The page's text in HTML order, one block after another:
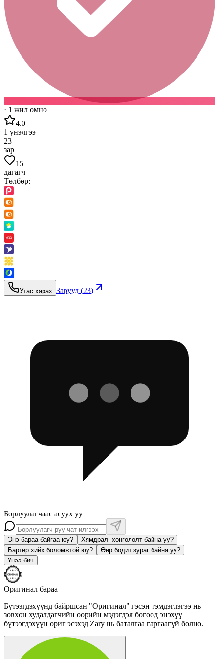
· 1 жил өмнө
4.0
1 үнэлгээ
23
зар
15
дагагч
Төлбөр:
Утас харах Зарууд (23)
Борлуулагчаас асуух уу
Энэ бараа байгаа юу?
Хямдрал, хөнгөлөлт байна уу?
Бартер хийх боломжтой юу?
Өөр бодит зураг байна уу?
Үнээ бич
Оригинал бараа
Бүтээгдэхүүнд байршсан "Оригинал" гэсэн тэмдэглэгээ нь
зөвхөн худалдагчийн өөрийн мэдэгдэл бөгөөд энэхүү
бүтээгдэхүүн ориг эсэхэд Zary нь баталгаа гаргаагүй болно.